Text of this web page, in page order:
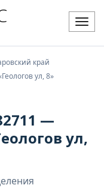
край
ул, 8»
—
ул,